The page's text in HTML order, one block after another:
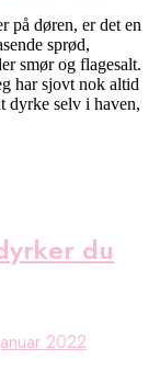
på døren, er det en
sprød,
smør og flagesalt.
har sjovt nok altid
dyrke selv i haven,
du
2022